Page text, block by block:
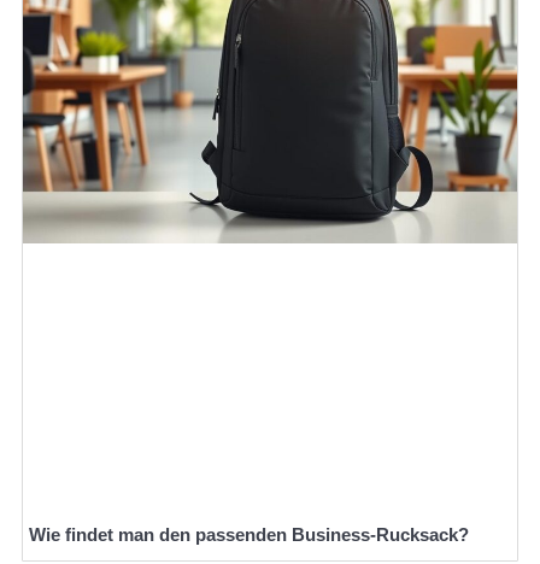
Wie findet man den passenden Business-Rucksack?